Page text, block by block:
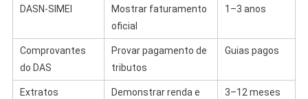
DASN‑SIMEI
Mostrar faturamento
oficial
1–3 anos
Comprovantes
do DAS
Provar pagamento de
tributos
Guias pagos
Extratos
Demonstrar renda e
3–12 meses